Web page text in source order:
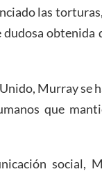
las
obtenida
Murray se
que
social,